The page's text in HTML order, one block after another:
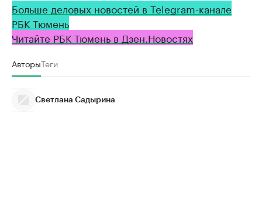
Больше деловых новостей в Telegram-канале
РБК Тюмень
Читайте РБК Тюмень в Дзен.Новостях
АвторыТеги
Светлана Садырина